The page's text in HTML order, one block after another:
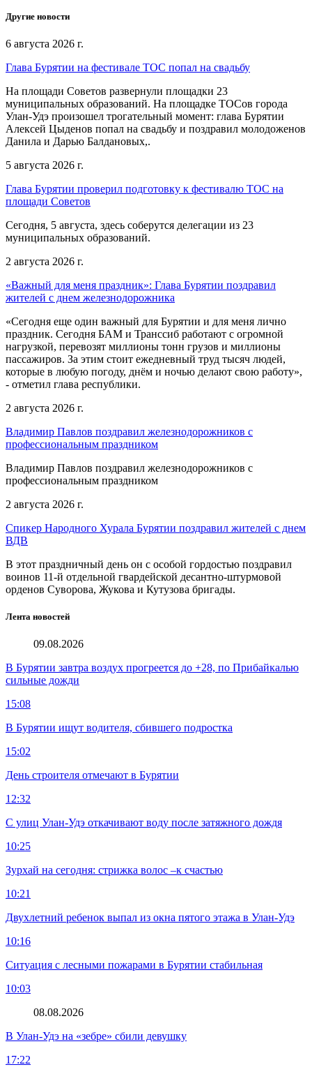
Другие новости
6 августа 2026 г.
Глава Бурятии на фестивале ТОС попал на свадьбу
На площади Советов развернули площадки 23
муниципальных образований. На площадке ТОСов города
Улан-Удэ произошел трогательный момент: глава Бурятии
Алексей Цыденов попал на свадьбу и поздравил молодоженов
Данила и Дарью Балдановых,.
5 августа 2026 г.
Глава Бурятии проверил подготовку к фестивалю ТОС на
площади Советов
Сегодня, 5 августа, здесь соберутся делегации из 23
муниципальных образований.
2 августа 2026 г.
«Важный для меня праздник»: Глава Бурятии поздравил
жителей с днем железнодорожника
«Сегодня еще один важный для Бурятии и для меня лично
праздник. Сегодня БАМ и Транссиб работают с огромной
нагрузкой, перевозят миллионы тонн грузов и миллионы
пассажиров. За этим стоит ежедневный труд тысяч людей,
которые в любую погоду, днём и ночью делают свою работу»,
- отметил глава республики.
2 августа 2026 г.
Владимир Павлов поздравил железнодорожников с
профессиональным праздником
Владимир Павлов поздравил железнодорожников с
профессиональным праздником
2 августа 2026 г.
Спикер Народного Хурала Бурятии поздравил жителей с днем
ВДВ
В этот праздничный день он с особой гордостью поздравил
воинов 11-й отдельной гвардейской десантно-штурмовой
орденов Суворова, Жукова и Кутузова бригады.
Лента новостей
09.08.2026
В Бурятии завтра воздух прогреется до +28, по Прибайкалью
сильные дожди
15:08
В Бурятии ищут водителя, сбившего подростка
15:02
День строителя отмечают в Бурятии
12:32
С улиц Улан-Удэ откачивают воду после затяжного дождя
10:25
Зурхай на сегодня: стрижка волос –к счастью
10:21
Двухлетний ребенок выпал из окна пятого этажа в Улан-Удэ
10:16
Ситуация с лесными пожарами в Бурятии стабильная
10:03
08.08.2026
В Улан-Удэ на «зебре» сбили девушку
17:22